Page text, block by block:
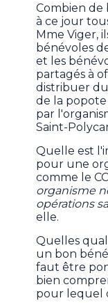
Combien de
à ce jour
Mme Viger,
bénévoles
et les
partagés à
distribuer
de la
par
Saint-
Quelle est
pour une
comme le
organisme
opérations
elle.
Quelles
un bon
faut être
bien
pour lequel